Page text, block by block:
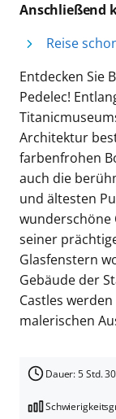
Anschließend
Reise
Entdecken Sie
Pedelec!
Architektur
farbenfrohen
auch die
und ältesten
wunderschöne
seiner
Glasfenstern
Gebäude der
Castles
malerischen
Dauer: 5 Std.